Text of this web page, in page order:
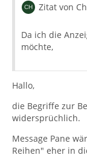
Zitat von
Da ich die
möchte,
Hallo,
die Begriffe zur
widersprüchlich.
Message Pane
Reihen" eher in